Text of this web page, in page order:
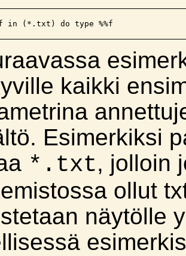
kaikki
Esimerkiksi
*.txt, jolloin
ollut
näytölle